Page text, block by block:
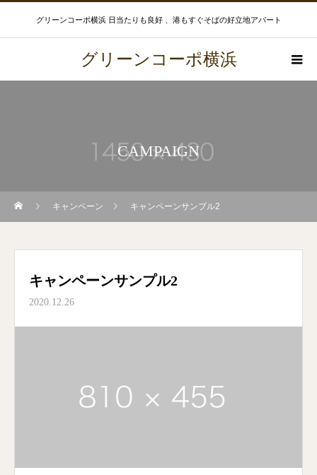
グリーンコーポ横浜 日当たりも良好 、港もすぐそばの好立地アパート
グリーンコーポ横浜
CAMPAIGN
キャンペーン キャンペーンサンプル2
キャンペーンサンプル2
2020.12.26